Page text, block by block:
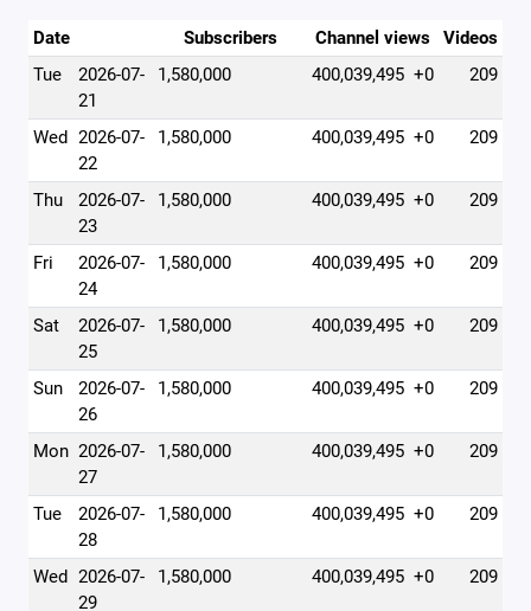
Date Subscribers Channel views
Videos
Tue
2026-07-
21
1,580,000 400,039,495 +0 209
Wed 2026-07-
22
1,580,000 400,039,495 +0 209
Thu
2026-07-
23
1,580,000 400,039,495 +0 209
Fri
2026-07-
24
1,580,000 400,039,495 +0 209
Sat
2026-07-
25
1,580,000 400,039,495 +0 209
Sun
2026-07-
26
1,580,000 400,039,495 +0 209
Mon 2026-07-
27
1,580,000 400,039,495 +0 209
Tue
2026-07-
28
1,580,000 400,039,495 +0 209
Wed 2026-07-
29
1,580,000 400,039,495 +0 209